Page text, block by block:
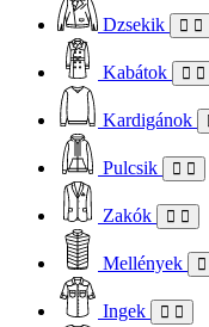
Dzsekik
Kabátok
Kardigánok
Pulcsik
Zakók
Mellények
Ingek